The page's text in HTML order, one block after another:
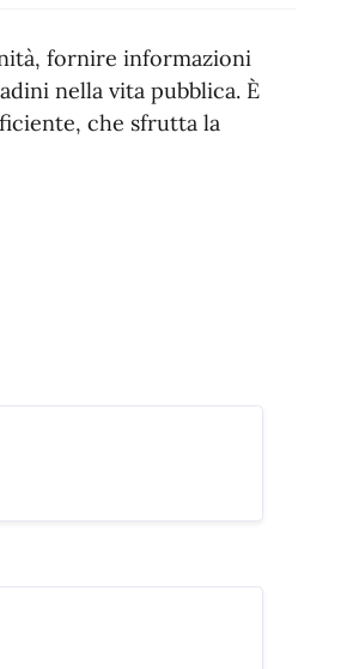
fornire informazioni
nella vita pubblica. È
che sfrutta la